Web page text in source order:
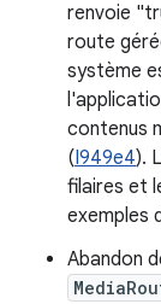
renvoie
route
système
contenus
(I949e4).
filaires et
exemples
Abandon